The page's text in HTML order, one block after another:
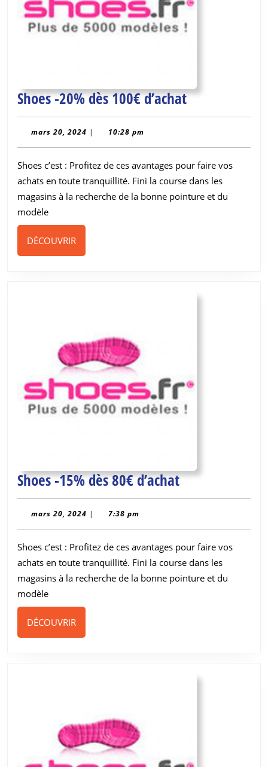
Shoes -20% dès 100€ d’achatShoes
-20%
100€
d’achat
mars 20, 2024 mars
| 10:28 pm
Shoes c’est : Profitez de ces avantages pour faire vos
achats en toute tranquillité. Fini la course dans les
magasins à la recherche de la bonne pointure et du
modèle
DÉCOUVRIRDÉCOUVRIR
Shoes -15% dès 80€ d’achatShoes
-15%
80€
d’achat
mars 20, 2024 mars
| 7:38 pm
Shoes c’est : Profitez de ces avantages pour faire vos
achats en toute tranquillité. Fini la course dans les
magasins à la recherche de la bonne pointure et du
modèle
DÉCOUVRIRDÉCOUVRIR